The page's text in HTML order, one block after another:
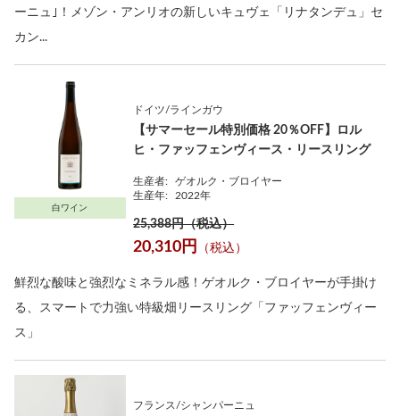
ーニュ｣！メゾン・アンリオの新しいキュヴェ「リナタンデュ」セ
カン...
白ワイン
ドイツ/ラインガウ
【サマーセール特別価格 20％OFF】ロル
ヒ・ファッフェンヴィース・リースリング
生産者:
ゲオルク・ブロイヤー
生産年:
2022年
25,388円（税込）
20,310円 （税込）
鮮烈な酸味と強烈なミネラル感！ゲオルク・ブロイヤーが手掛け
る、スマートで力強い特級畑リースリング「ファッフェンヴィー
ス」
フランス/シャンパーニュ